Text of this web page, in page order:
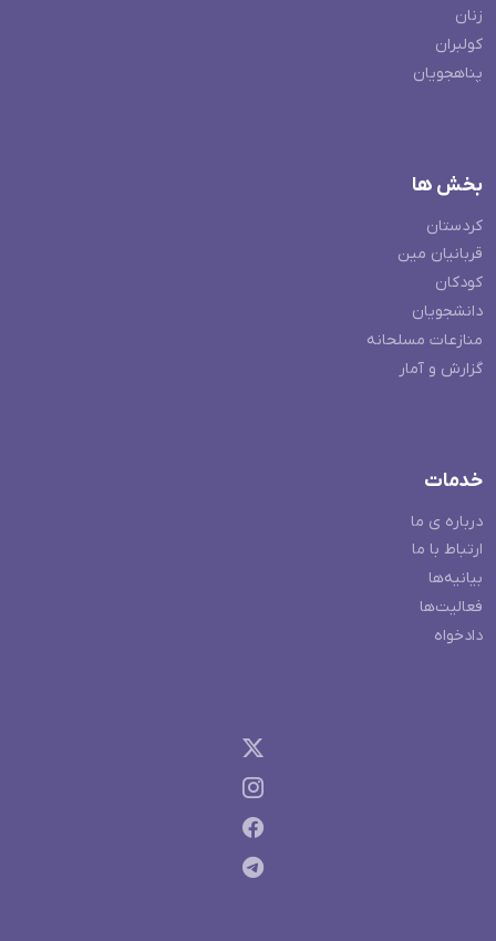
زنان
کولبران
پناهجویان
بخش ها
کردستان
قربانیان مین
کودکان
دانشجویان
منازعات مسلحانه
گزارش و آمار
خدمات
درباره ی ما
ارتباط با ما
بیانیه‌ها
فعالیت‌ها
دادخواه